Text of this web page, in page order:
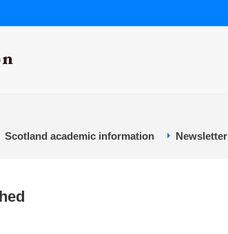
Scotland academic information Newsletter